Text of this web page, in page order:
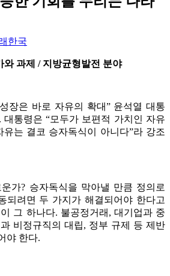
한국
와 과제 / 지방균형발전 분야
장은 바로 자유의 확대” 윤석열 대통
통령은 “모두가 보편적 가치인 자유
는 결코 승자독식이 아니다”라 강조
가? 승자독식을 막아낼 만큼 정의로
되려면 두 가지가 해결되어야 한다고
그 하나다. 불공정거래, 대기업과 중
비정규직의 대립, 정부 규제 등 제반
야 한다.